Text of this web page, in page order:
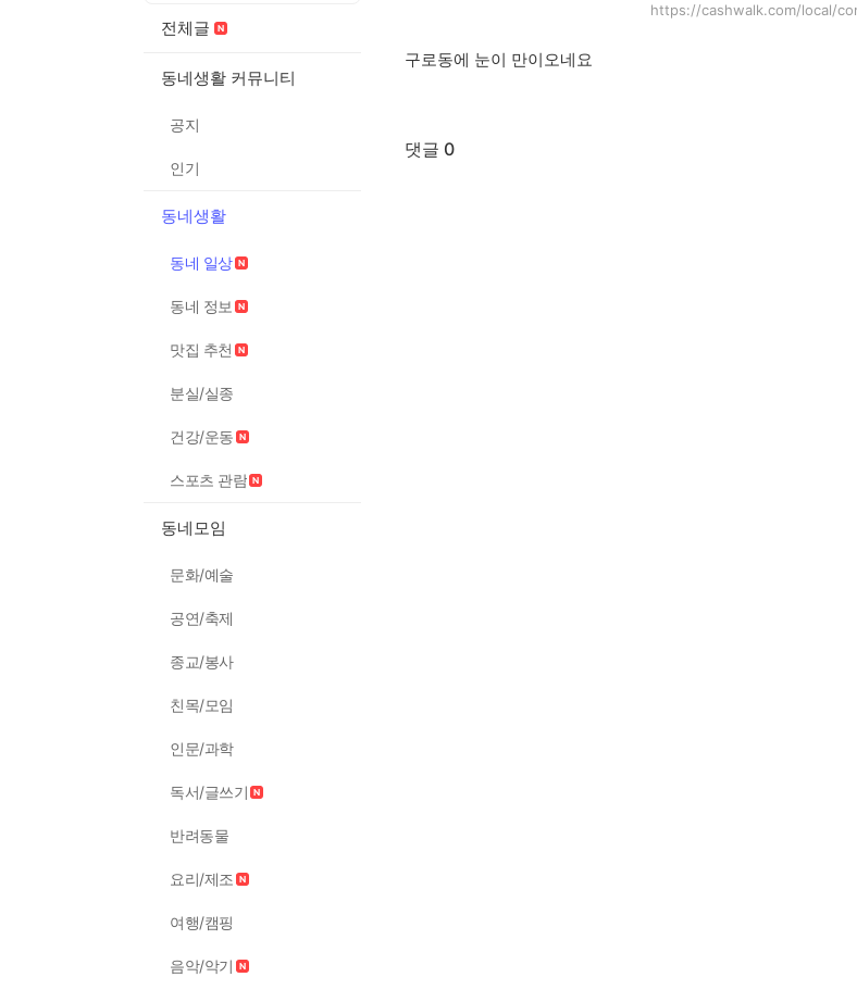
전체글
동네생활 커뮤니티
공지
인기
동네생활
동네 일상
동네 정보
맛집 추천
분실/실종
건강/운동
스포츠 관람
동네모임
문화/예술
공연/축제
종교/봉사
친목/모임
인문/과학
독서/글쓰기
반려동물
요리/제조
여행/캠핑
음악/악기
https://cashwalk.com/local/
구로동에 눈이 만이오네요
댓글 0